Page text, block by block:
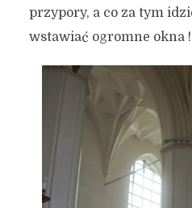
przypory, a co za tym
wstawiać ogromne okna !